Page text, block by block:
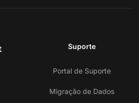
Suporte
Portal de Suporte
Migração de Dados